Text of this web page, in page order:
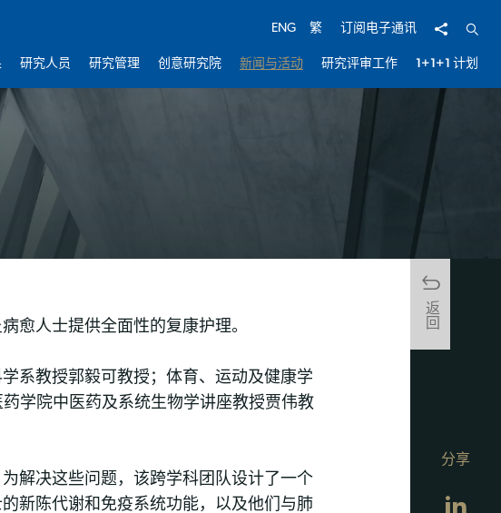
ENG 繁 订阅电子通讯 分享 开启
研究人员 研究管理 创意研究院 新闻与活动 研究评审工作 1+1+1 计划
返回
愈人士提供全面性的复康护理。
系教授郭毅可教授；体育、运动及健康学
学院中医药及系统生物学讲座教授贾伟教
解决这些问题，该跨学科团队设计了一个
新陈代谢和免疫系统功能，以及他们与肺
分享